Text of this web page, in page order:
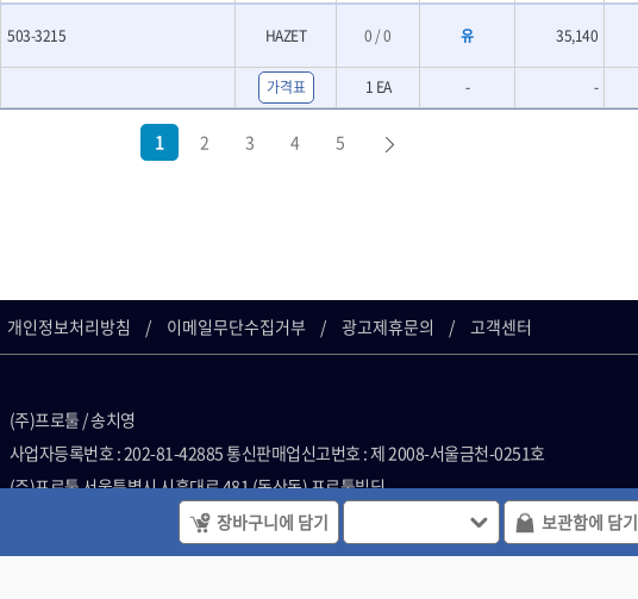
기타목공구
- 클램프
503-3215 HAZET 0 / 0 유 35,140
가격표 1 EA - -
1 2 3 4 5
장바구니에 담기 보관함에 담기
개인정보처리방침 이메일무단수집거부 광고제휴문의 고객센터
(주)프로툴 / 송치영
사업자등록번호 : 202-81-42885 통신판매업신고번호 : 제 2008-서울금천-0251호
(주)프로툴 서울특별시 시흥대로 481 (독산동) 프로툴빌딩
2021 VARO - ALL RIGHTS RESERVED. ( 사전 동의 없이 VARO 사이트의 일체 정보, 컨텐츠 및 UI등을 무